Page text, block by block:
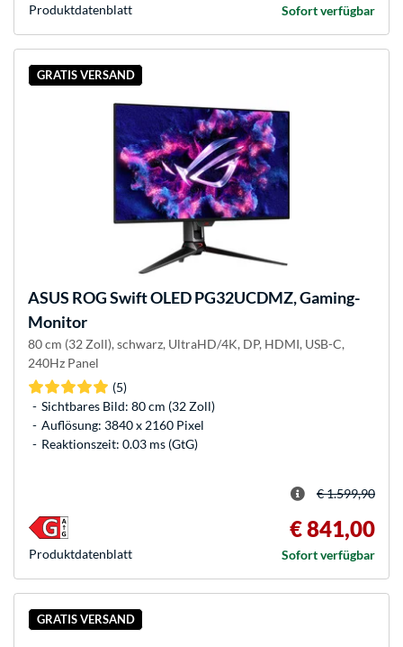
Sofort verfügbar
Produkt­datenblatt
GRATIS VERSAND
ASUS ROG Swift OLED PG32UCDMZ, Gaming-
Monitor
80 cm (32 Zoll), schwarz, UltraHD/4K, DP, HDMI, USB-C,
240Hz Panel
(5)
Sichtbares Bild: 80 cm (32 Zoll)
Auflösung: 3840 x 2160 Pixel
Reaktionszeit: 0.03 ms (GtG)
€ 1.599,90
€ 841,00
Sofort verfügbar
Produkt­datenblatt
GRATIS VERSAND